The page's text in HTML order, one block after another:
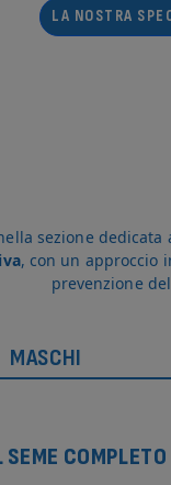
LA NOSTRA
sezione
, con un approccio
prevenzione
MASCHI
SEME COMPLETO